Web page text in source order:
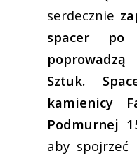
serdecznie
spacer po
Sztuk.
kamienicy
Podmurnej
aby spojrzeć